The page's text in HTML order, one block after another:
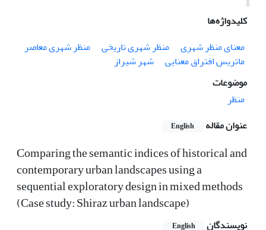
کلیدواژه‌ها
معنای منظر شهری
منظر شهری تاریخی
منظر شهری معاصر
ماتریس افتراق معنایی
شهر شیراز
موضوعات
منظر
عنوان مقاله
English
Comparing the semantic indices of historical and
contemporary urban landscapes using a
sequential exploratory design in mixed methods
(Case study: Shiraz urban landscape)
نویسندگان English